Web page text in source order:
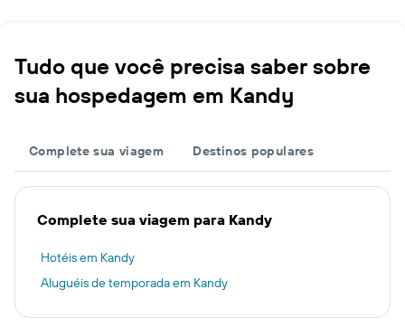
Tudo que você precisa saber sobre
sua hospedagem em Kandy
Complete sua viagem Destinos populares
Complete sua viagem para Kandy
Hotéis em Kandy
Aluguéis de temporada em Kandy